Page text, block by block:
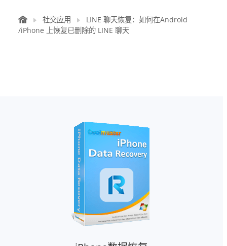
社交应用
LINE 聊天恢复：如何在Android
/iPhone 上恢复已删除的 LINE 聊天